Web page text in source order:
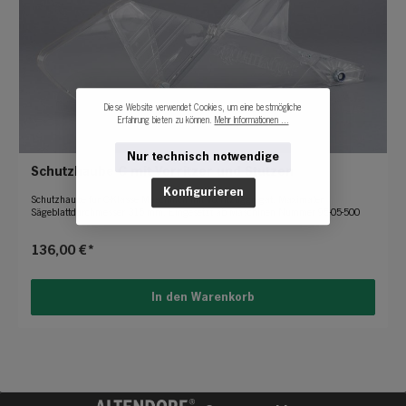
Schutzhaube C mit Vorritzer und Stutzen
Schutzhaube für C-Klasse Maschinen mit Vorritzaggregat. Maximaler
Sägeblattdurchmesser 315 mm. Eingesetzt ab Maschinen Nummer 95-05-500
136,00 €*
In den Warenkorb
Diese Website verwendet Cookies, um eine bestmögliche
Erfahrung bieten zu können. Mehr Informationen ...
Nur technisch notwendige
Konfigurieren